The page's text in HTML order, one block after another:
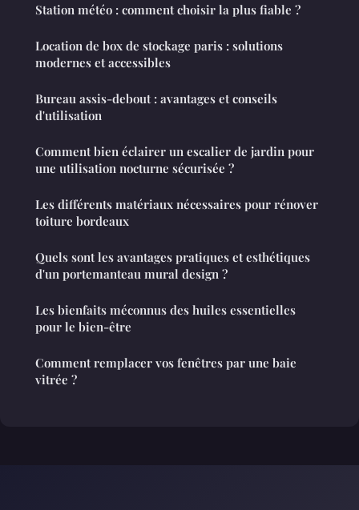
Station météo : comment choisir la plus fiable ?
Location de box de stockage paris : solutions
modernes et accessibles
Bureau assis-debout : avantages et conseils
d'utilisation
Comment bien éclairer un escalier de jardin pour
une utilisation nocturne sécurisée ?
Les différents matériaux nécessaires pour rénover
toiture bordeaux
Quels sont les avantages pratiques et esthétiques
d'un portemanteau mural design ?
Les bienfaits méconnus des huiles essentielles
pour le bien-être
Comment remplacer vos fenêtres par une baie
vitrée ?